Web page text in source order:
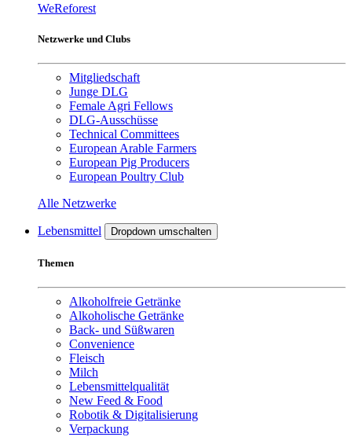
WeReforest
Netzwerke und Clubs
Mitgliedschaft
Junge DLG
Female Agri Fellows
DLG-Ausschüsse
Technical Committees
European Arable Farmers
European Pig Producers
European Poultry Club
Alle Netzwerke
Lebensmittel Dropdown umschalten
Themen
Alkoholfreie Getränke
Alkoholische Getränke
Back- und Süßwaren
Convenience
Fleisch
Milch
Lebensmittelqualität
New Feed & Food
Robotik & Digitalisierung
Verpackung